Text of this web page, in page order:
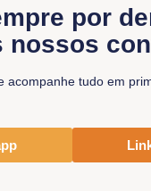
por
nossos
acompanhe tudo em